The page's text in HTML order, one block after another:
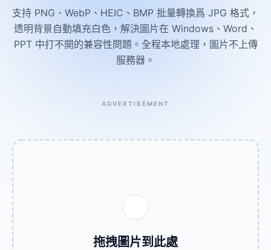
支持 PNG、WebP、HEIC、BMP 批量轉換爲 JPG 格式，
透明背景自動填充白色，解決圖片在 Windows、Word、
PPT 中打不開的兼容性問題。全程本地處理，圖片不上傳
服務器。
ADVERTISEMENT
拖拽圖片到此處